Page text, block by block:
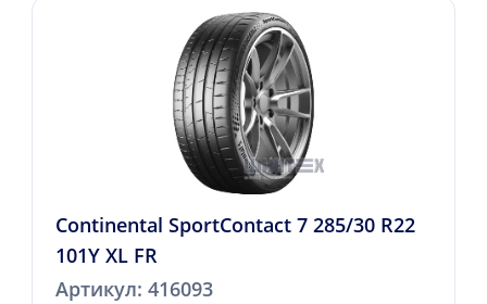
Continental SportContact 7 285/30 R22
101Y XL FR
Артикул: 416093